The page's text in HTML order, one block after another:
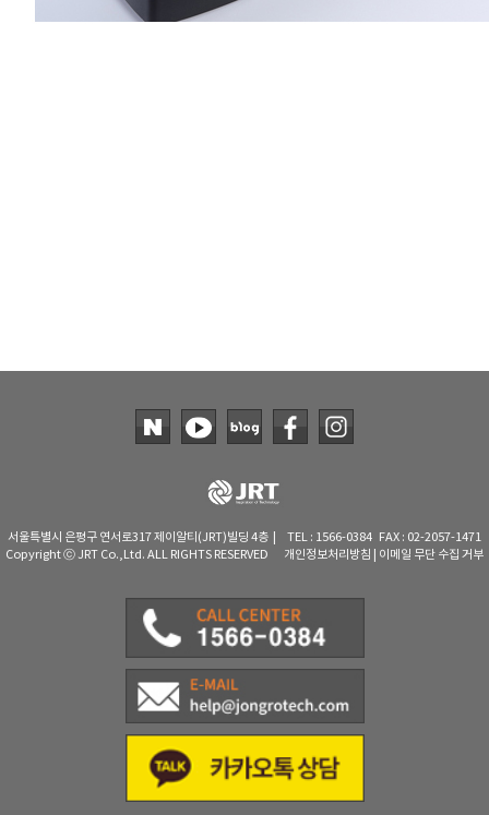
서울특별시 은평구 연서로317 제이알티(JRT)빌딩 4층 | TEL : 1566-0384 FAX : 02-2057-1471
Copyright ⓒ JRT Co.,Ltd. ALL RIGHTS RESERVED 개인정보처리방침 이메일 무단 수집 거부